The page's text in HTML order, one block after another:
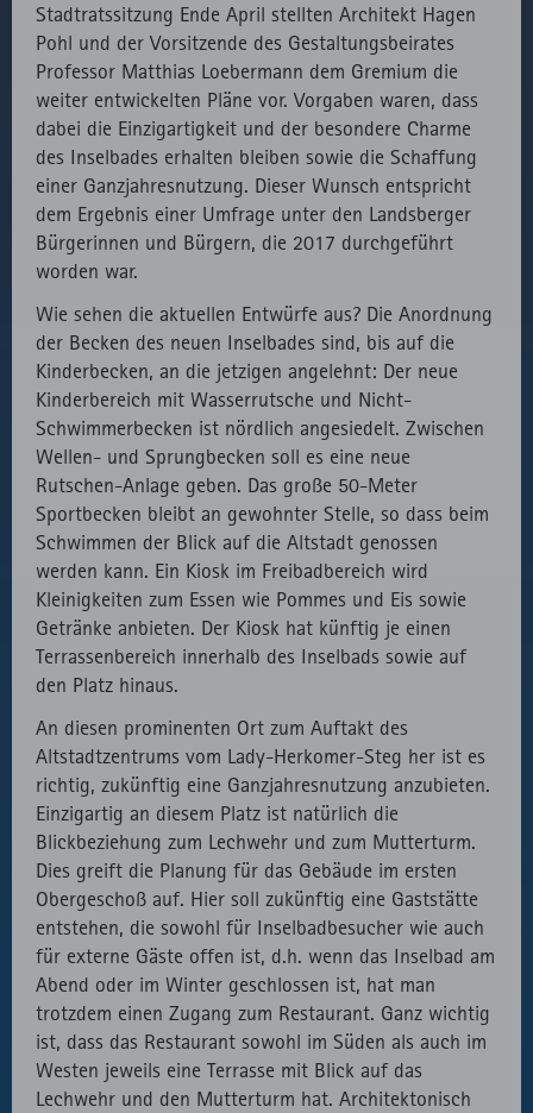
Stadtratssitzung Ende April stellten Architekt Hagen
Pohl und der Vorsitzende des Gestaltungsbeirates
Professor Matthias Loebermann dem Gremium die
weiter entwickelten Pläne vor. Vorgaben waren, dass
dabei die Einzigartigkeit und der besondere Charme
des Inselbades erhalten bleiben sowie die Schaffung
einer Ganzjahresnutzung. Dieser Wunsch entspricht
dem Ergebnis einer Umfrage unter den Landsberger
Bürgerinnen und Bürgern, die 2017 durchgeführt
worden war.
Wie sehen die aktuellen Entwürfe aus? Die Anordnung
der Becken des neuen Inselbades sind, bis auf die
Kinderbecken, an die jetzigen angelehnt: Der neue
Kinderbereich mit Wasserrutsche und Nicht-
Schwimmerbecken ist nördlich angesiedelt. Zwischen
Wellen- und Sprungbecken soll es eine neue
Rutschen-Anlage geben. Das große 50-Meter
Sportbecken bleibt an gewohnter Stelle, so dass beim
Schwimmen der Blick auf die Altstadt genossen
werden kann. Ein Kiosk im Freibadbereich wird
Kleinigkeiten zum Essen wie Pommes und Eis sowie
Getränke anbieten. Der Kiosk hat künftig je einen
Terrassenbereich innerhalb des Inselbads sowie auf
den Platz hinaus.
An diesen prominenten Ort zum Auftakt des
Altstadtzentrums vom Lady-Herkomer-Steg her ist es
richtig, zukünftig eine Ganzjahresnutzung anzubieten.
Einzigartig an diesem Platz ist natürlich die
Blickbeziehung zum Lechwehr und zum Mutterturm.
Dies greift die Planung für das Gebäude im ersten
Obergeschoß auf. Hier soll zukünftig eine Gaststätte
entstehen, die sowohl für Inselbadbesucher wie auch
für externe Gäste offen ist, d.h. wenn das Inselbad am
Abend oder im Winter geschlossen ist, hat man
trotzdem einen Zugang zum Restaurant. Ganz wichtig
ist, dass das Restaurant sowohl im Süden als auch im
Westen jeweils eine Terrasse mit Blick auf das
Lechwehr und den Mutterturm hat. Architektonisch
fast.fonts.net
Gründen die
Verwendung
des lokal
eingebunden
Fonts.